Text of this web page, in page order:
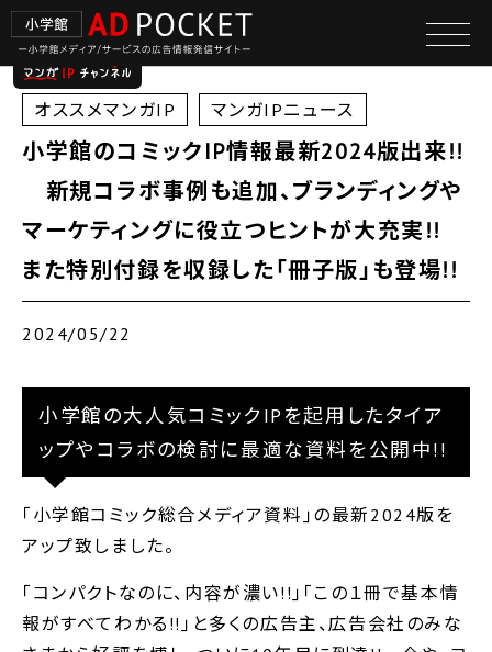
オススメマンガIP マンガIPニュース
小学館のコミックIP情報最新2024版出来!!
新規コラボ事例も追加、ブランディングや
マーケティングに役立つヒントが大充実!!
また特別付録を収録した｢冊子版｣も登場!!
2024/05/22
小学館の大人気コミックIPを起用したタイア
ップやコラボの検討に最適な資料を公開中!!
｢小学館コミック総合メディア資料｣の最新2024版を
アップ致しました。
｢コンパクトなのに、内容が濃い!!｣｢この１冊で基本情
報がすべてわかる!!｣と多くの広告主、広告会社のみな